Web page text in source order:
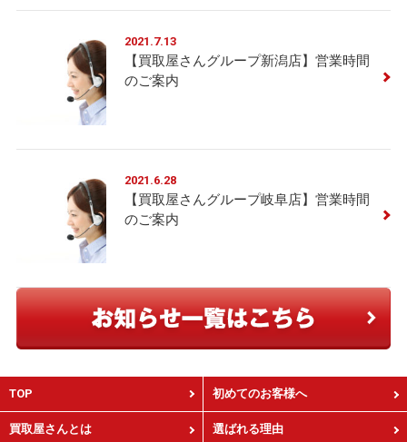
2021.7.13
【買取屋さんグループ新潟店】営業時間
のご案内
2021.6.28
【買取屋さんグループ岐阜店】営業時間
のご案内
TOP 初めてのお客様へ
買取屋さんとは 選ばれる理由